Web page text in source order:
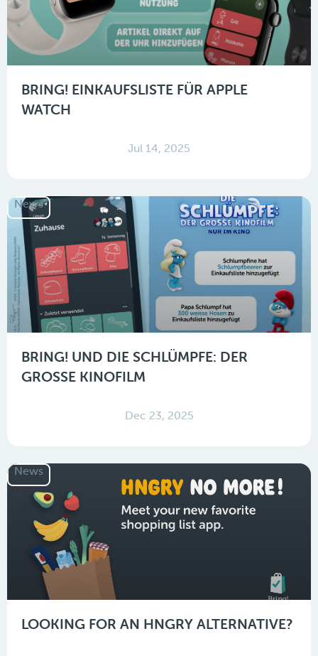
BRING! EINKAUFSLISTE FÜR APPLE
WATCH
Jul 14, 2025
News
BRING! UND DIE SCHLÜMPFE: DER
GROSSE KINOFILM
Dec 23, 2025
News
LOOKING FOR AN HNGRY ALTERNATIVE?